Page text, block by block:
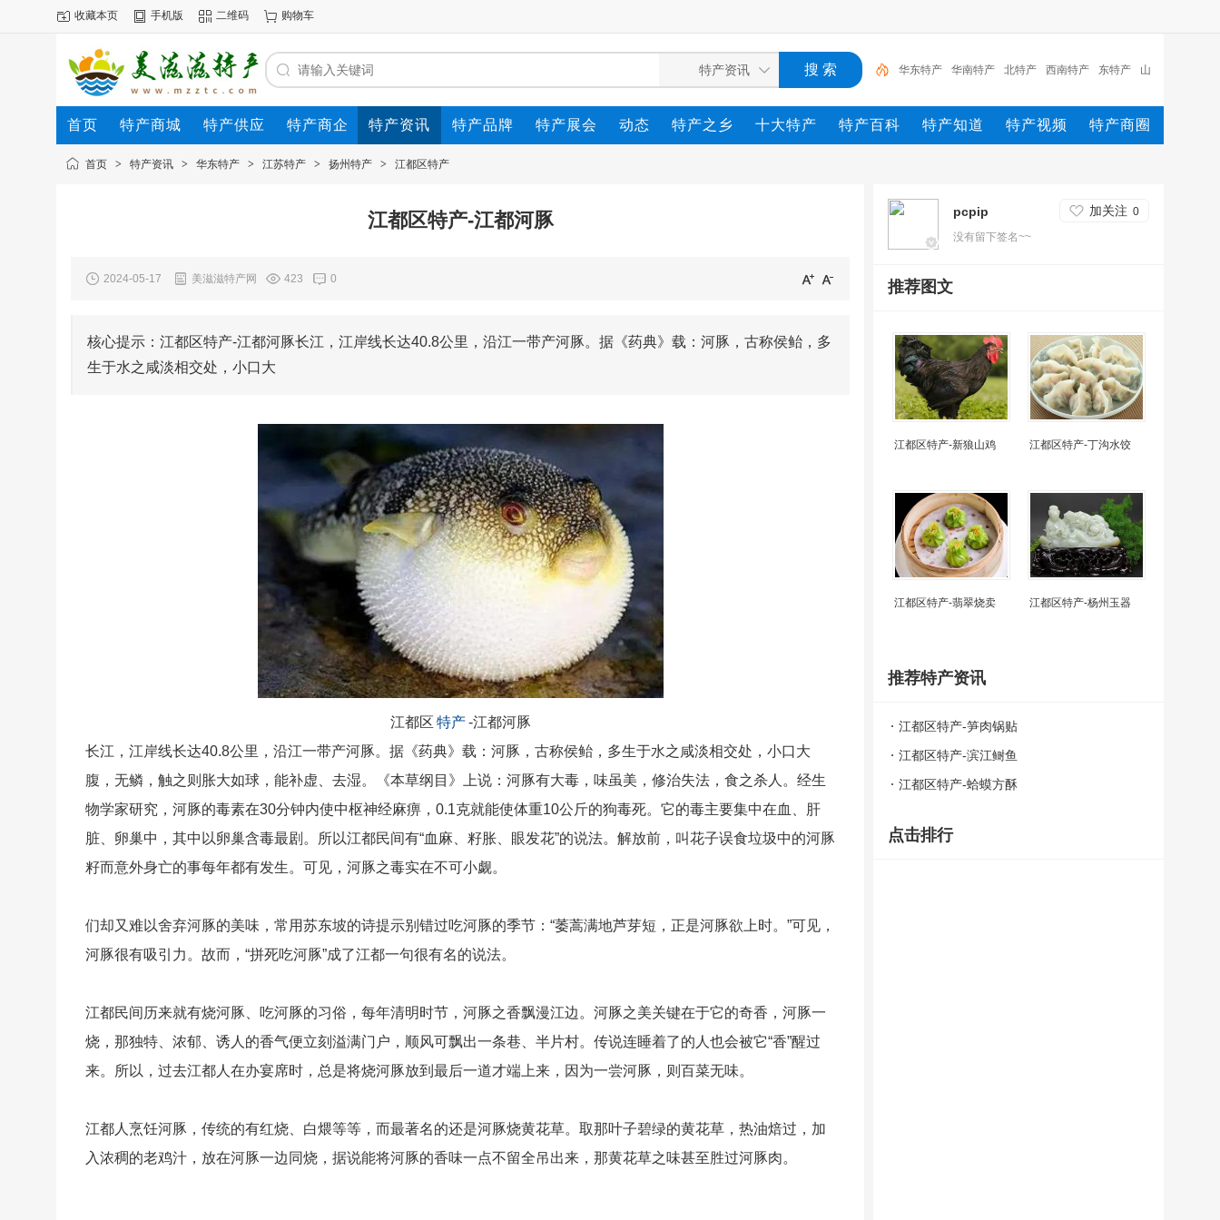
收藏本页 手机版 二维码 购物车
华东特产 华南特产 北特产 西南特产 东特产 山
东特产 湖北特产 四川特产 西北特产 华中特产
首页 特产商城 特产供应 特产商企 特产资讯 特产品牌 特产展会 动态 特产之乡 十大特产 特产百科 特产知道 特产视频 特产商圈
首页 > 特产资讯 > 华东特产 > 江苏特产 > 扬州特产 > 江都区特产
江都区特产-江都河豚
2024-05-17 美滋滋特产网 423 0
核心提示：江都区特产-江都河豚长江，江岸线长达40.8公里，沿江一带产河豚。据《药典》载：河豚，古称侯鲐，多
生于水之咸淡相交处，小口大
江都区 特产 -江都河豚
长江，江岸线长达40.8公里，沿江一带产河豚。据《药典》载：河豚，古称侯鲐，多生于水之咸淡相交处，小口大
腹，无鳞，触之则胀大如球，能补虚、去湿。《本草纲目》上说：河豚有大毒，味虽美，修治失法，食之杀人。经生
物学家研究，河豚的毒素在30分钟内使中枢神经麻痹，0.1克就能使体重10公斤的狗毒死。它的毒主要集中在血、肝
脏、卵巢中，其中以卵巢含毒最剧。所以江都民间有“血麻、籽胀、眼发花”的说法。解放前，叫花子误食垃圾中的河豚
籽而意外身亡的事每年都有发生。可见，河豚之毒实在不可小觑。
们却又难以舍弃河豚的美味，常用苏东坡的诗提示别错过吃河豚的季节：“萎蒿满地芦芽短，正是河豚欲上时。”可见，
河豚很有吸引力。故而，“拼死吃河豚”成了江都一句很有名的说法。
江都民间历来就有烧河豚、吃河豚的习俗，每年清明时节，河豚之香飘漫江边。河豚之美关键在于它的奇香，河豚一
烧，那独特、浓郁、诱人的香气便立刻溢满门户，顺风可飘出一条巷、半片村。传说连睡着了的人也会被它“香”醒过
来。所以，过去江都人在办宴席时，总是将烧河豚放到最后一道才端上来，因为一尝河豚，则百菜无味。
江都人烹饪河豚，传统的有红烧、白煨等等，而最著名的还是河豚烧黄花草。取那叶子碧绿的黄花草，热油焙过，加
入浓稠的老鸡汁，放在河豚一边同烧，据说能将河豚的香味一点不留全吊出来，那黄花草之味甚至胜过河豚肉。
pcpip 加关注 0
没有留下签名~~
推荐图文
江都区特产-新狼山鸡 江都区特产-丁沟水饺
江都区特产-翡翠烧卖 江都区特产-杨州玉器
推荐特产资讯
江都区特产-笋肉锅贴
江都区特产-滨江鲥鱼
江都区特产-蛤蟆方酥
点击排行